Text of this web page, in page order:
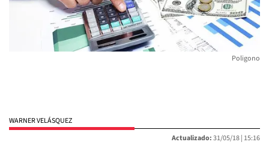
Poligono
WARNER VELÁSQUEZ
Actualizado:31/05/18 | 15:16